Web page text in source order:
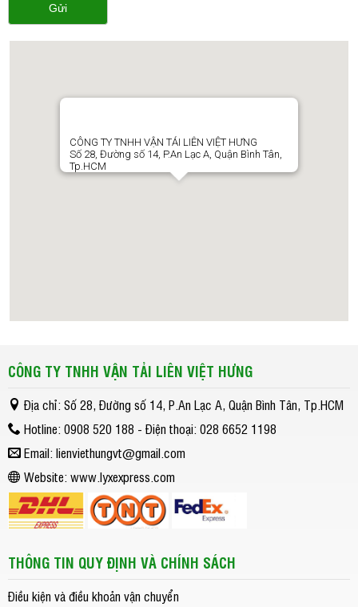
Gửi
CÔNG TY TNHH VẬN TẢI LIÊN VIỆT HƯNG
Số 28, Đường số 14, P.An Lạc A, Quận Bình Tân,
Tp.HCM
CÔNG TY TNHH VẬN TẢI LIÊN VIỆT HƯNG
Địa chỉ: Số 28, Đường số 14, P.An Lạc A, Quận Bình Tân, Tp.HCM
Hotline: 0908 520 188 - Điện thoại: 028 6652 1198
Email: lienviethungvt@gmail.com
Website: www.lyxexpress.com
THÔNG TIN QUY ĐỊNH VÀ CHÍNH SÁCH
Điều kiện và điều khoản vận chuyển